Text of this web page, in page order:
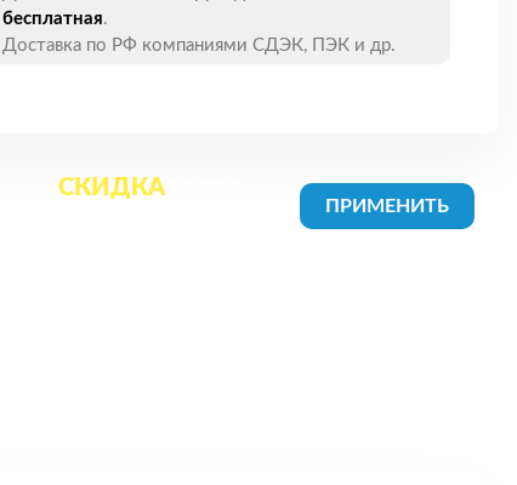
бесплатная.
Доставка по РФ компаниями СДЭК, ПЭК и др.
СКИДКА